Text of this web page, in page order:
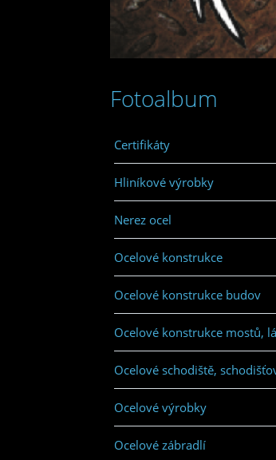
Fotoalbum
Certifikáty
Hliníkové výrobky
Nerez ocel
Ocelové konstrukce
Ocelové konstrukce budov
Ocelové konstrukce mostů,
Ocelové schodiště,
Ocelové výrobky
Ocelové zábradlí